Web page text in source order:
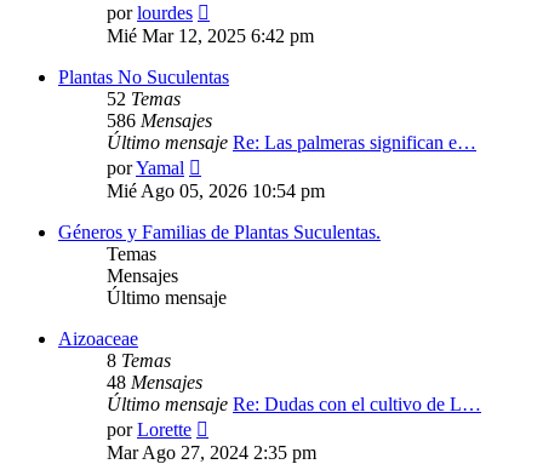
porlourdes
último
Mié Mar 12, 2025 6:42 pm
Plantas No Suculentas
52 Temas
586 Mensajes
Último mensaje Re: Las palmeras significan e…
porYamal
último
mensaje
Mié Ago 05, 2026 10:54 pm
Géneros y Familias de Plantas Suculentas.
Temas
Mensajes
Último mensaje
Aizoaceae
8 Temas
48 Mensajes
Último mensaje Re: Dudas con el cultivo de L…
porLorette
último
Mar Ago 27, 2024 2:35 pm